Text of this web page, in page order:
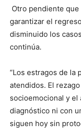
Otro pendiente
garantizar el
disminuido los
continúa.
“Los estragos de la
atendidos. El
socioemocional y el
diagnóstico ni con
siguen hoy sin